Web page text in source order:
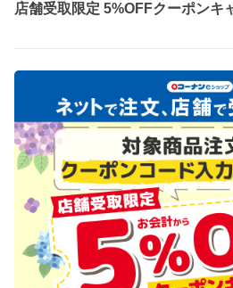
店舗受取限定 5%OFFクーポンキ